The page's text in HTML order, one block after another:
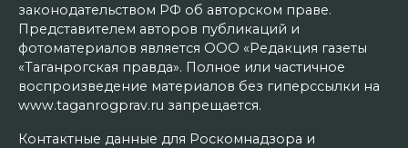
законодательством РФ об авторском праве.
Представителем авторов публикаций и
фотоматериалов является ООО «Редакция газеты
«Таганрогская правда». Полное или частичное
воспроизведение материалов без гиперссылки на
www.taganrogprav.ru запрещается.
Контактные данные для Роскомнадзора и